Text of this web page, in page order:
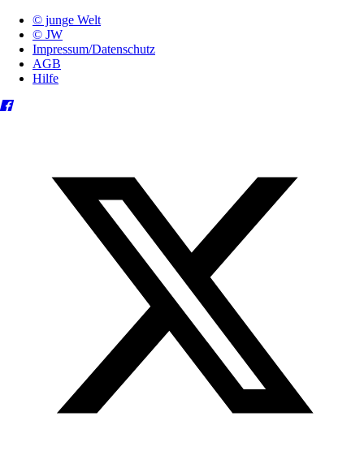
© junge Welt
© JW
Impressum/Datenschutz
AGB
Hilfe